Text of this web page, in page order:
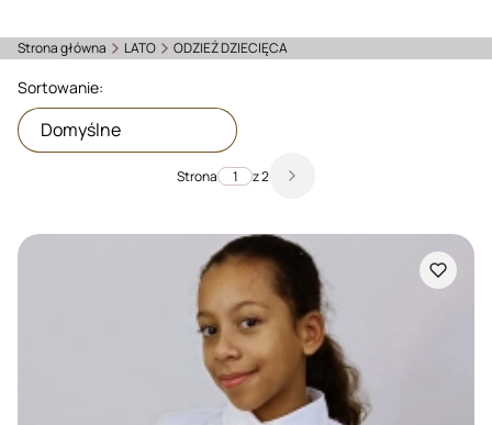
Strona główna LATO ODZIEŻ DZIECIĘCA
Lista produktów
Sortowanie:
Domyślne
Strona z 2 Następne produkty